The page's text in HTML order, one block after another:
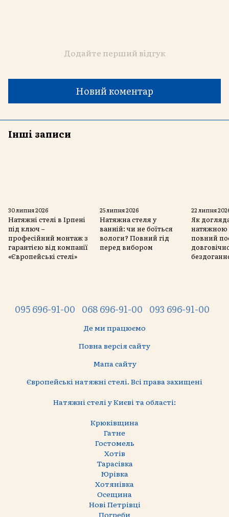
Додайте перший відгук
Новий коментар
Інші записи
30 липня 2026
Натяжні стелі в Ірпені
під ключ –
професійний монтаж з
гарантією від компанії
«Європейські стелі»
25 липня 2026
Натяжна стеля у
ванній: чи не боїться
вологи? Повний гід
перед вибором
22 липня
Як
натяжною
повний
095 696-91-00 068 696-91-00 093 696-91-00
Де ми працюємо
Повна версія сайту
Мапа сайту
Європейські натяжні стелі. Всі права захищені
Натяжні стелі у Києві та області:
Крюківщина
Гатне
Гостомель
Хотів
Тарасівка
Юрівка
Хотянівка
Осещина
Нові Петрівці
Погреби